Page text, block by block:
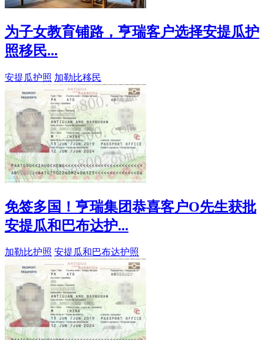
为子女教育铺路，亨瑞客户选择安提瓜护
照移民...
安提瓜护照 加勒比移民
免签多国！亨瑞集团恭喜客户O先生获批
安提瓜和巴布达护...
加勒比护照 安提瓜和巴布达护照